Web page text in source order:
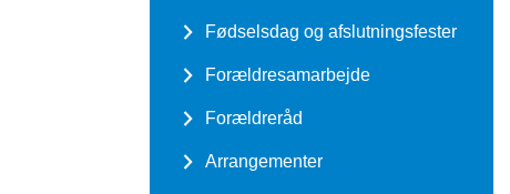
Fødselsdag og afslutningsfester
Forældresamarbejde
Forældreråd
Arrangementer